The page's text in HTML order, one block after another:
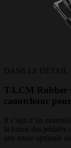
DANS LE DÉTAIL
T-LCM Rubber
caoutchouc
Il s’agit d’un
la forme des
une tenue optimale